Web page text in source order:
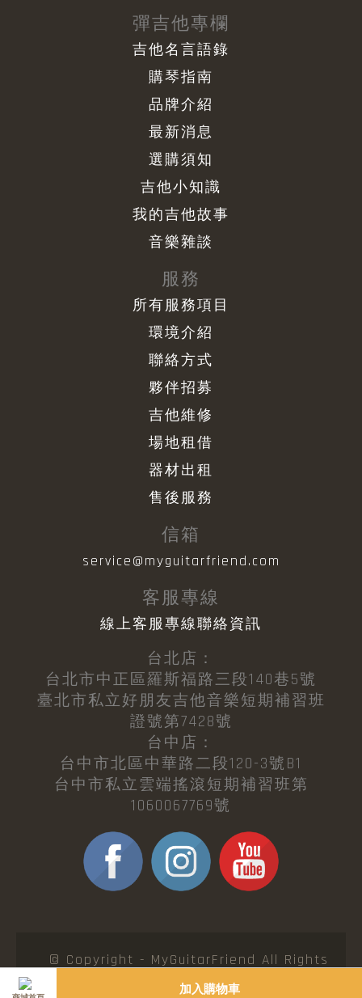
加入購物車
彈吉他專欄
吉他名言語錄
購琴指南
品牌介紹
最新消息
選購須知
吉他小知識
我的吉他故事
音樂雜談
服務
所有服務項目
環境介紹
聯絡方式
夥伴招募
吉他維修
場地租借
器材出租
售後服務
信箱
service@myguitarfriend.com
客服專線
線上客服專線聯絡資訊
台北店：
台北市中正區羅斯福路三段140巷5號
臺北市私立好朋友吉他音樂短期補習班
證號第7428號
台中店：
台中市北區中華路二段120-3號B1
台中市私立雲端搖滾短期補習班第
1060067769號
© Copyright - MyGuitarFriend All Rights
Reserved. 吉他好朋友 版權所有 翻印必究